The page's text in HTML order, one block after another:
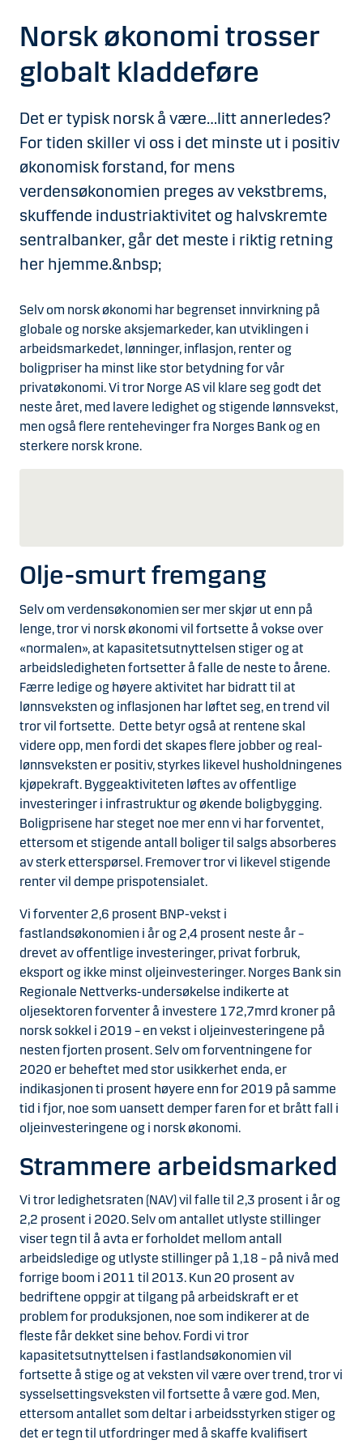
Norsk økonomi trosser
globalt kladdeføre
Det er typisk norsk å være…litt annerledes?
For tiden skiller vi oss i det minste ut i positiv
økonomisk forstand, for mens
verdensøkonomien preges av vekstbrems,
skuffende industriaktivitet og halvskremte
sentralbanker, går det meste i riktig retning
her hjemme.&nbsp;
Selv om norsk økonomi har begrenset innvirkning på
globale og norske aksjemarkeder, kan utviklingen i
arbeidsmarkedet, lønninger, inflasjon, renter og
boligpriser ha minst like stor betydning for vår
privatøkonomi. Vi tror Norge AS vil klare seg godt det
neste året, med lavere ledighet og stigende lønnsvekst,
men også flere rentehevinger fra Norges Bank og en
sterkere norsk krone.
Olje-smurt fremgang
Selv om verdensøkonomien ser mer skjør ut enn på
lenge, tror vi norsk økonomi vil fortsette å vokse over
«normalen», at kapasitetsutnyttelsen stiger og at
arbeidsledigheten fortsetter å falle de neste to årene.
Færre ledige og høyere aktivitet har bidratt til at
lønnsveksten og inflasjonen har løftet seg, en trend vil
tror vil fortsette. Dette betyr også at rentene skal
videre opp, men fordi det skapes flere jobber og real-
lønnsveksten er positiv, styrkes likevel husholdningenes
kjøpekraft. Byggeaktiviteten løftes av offentlige
investeringer i infrastruktur og økende boligbygging.
Boligprisene har steget noe mer enn vi har forventet,
ettersom et stigende antall boliger til salgs absorberes
av sterk etterspørsel. Fremover tror vi likevel stigende
renter vil dempe prispotensialet.
Vi forventer 2,6 prosent BNP-vekst i
fastlandsøkonomien i år og 2,4 prosent neste år –
drevet av offentlige investeringer, privat forbruk,
eksport og ikke minst oljeinvesteringer. Norges Bank sin
Regionale Nettverks-undersøkelse indikerte at
oljesektoren forventer å investere 172,7mrd kroner på
norsk sokkel i 2019 – en vekst i oljeinvesteringene på
nesten fjorten prosent. Selv om forventningene for
2020 er beheftet med stor usikkerhet enda, er
indikasjonen ti prosent høyere enn for 2019 på samme
tid i fjor, noe som uansett demper faren for et brått fall i
oljeinvesteringene og i norsk økonomi.
Strammere arbeidsmarked
Vi tror ledighetsraten (NAV) vil falle til 2,3 prosent i år og
2,2 prosent i 2020. Selv om antallet utlyste stillinger
viser tegn til å avta er forholdet mellom antall
arbeidsledige og utlyste stillinger på 1,18 – på nivå med
forrige boom i 2011 til 2013. Kun 20 prosent av
bedriftene oppgir at tilgang på arbeidskraft er et
problem for produksjonen, noe som indikerer at de
fleste får dekket sine behov. Fordi vi tror
kapasitetsutnyttelsen i fastlandsøkonomien vil
fortsette å stige og at veksten vil være over trend, tror vi
sysselsettingsveksten vil fortsette å være god. Men,
ettersom antallet som deltar i arbeidsstyrken stiger og
det er tegn til utfordringer med å skaffe kvalifisert